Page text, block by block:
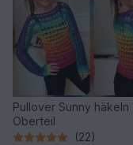
Pullover Sunny häkeln
Oberteil
(22)